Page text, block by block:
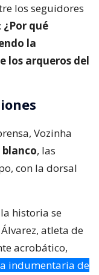
los seguidores
¿Por qué
la
los arqueros del
Vozinha
blanco, las
con la dorsal
historia se
atleta de
acrobático,
indumentaria de